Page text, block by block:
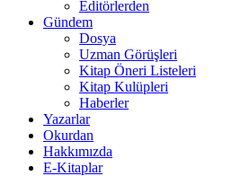
Editörlerden
Gündem
Dosya
Uzman Görüşleri
Kitap Öneri Listeleri
Kitap Kulüpleri
Haberler
Yazarlar
Okurdan
Hakkımızda
E-Kitaplar